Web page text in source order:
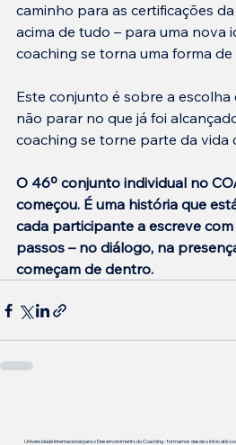
caminho para as certificações da
acima de tudo – para uma nova
coaching se torna uma forma de
Este conjunto é sobre a escolha
não parar no que já foi
coaching se torne parte da vida
O 46º conjunto individual no
começou. É uma história que
cada participante a escreve
passos – no diálogo, na
começam de dentro.
Universidade Internacional para o Desenvolvimento do Coaching - formamos desde o início até